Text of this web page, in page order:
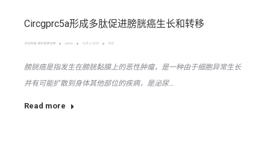
Circgprc5a形成多肽促进膀胱癌生长和转移
其他肿瘤 最新重要进展 admin 七月 3, 2020 评论
膀胱癌是指发生在膀胱黏膜上的恶性肿瘤，是一种由于细胞异常生长
并有可能扩散到身体其他部位的疾病，是泌尿…
Read more